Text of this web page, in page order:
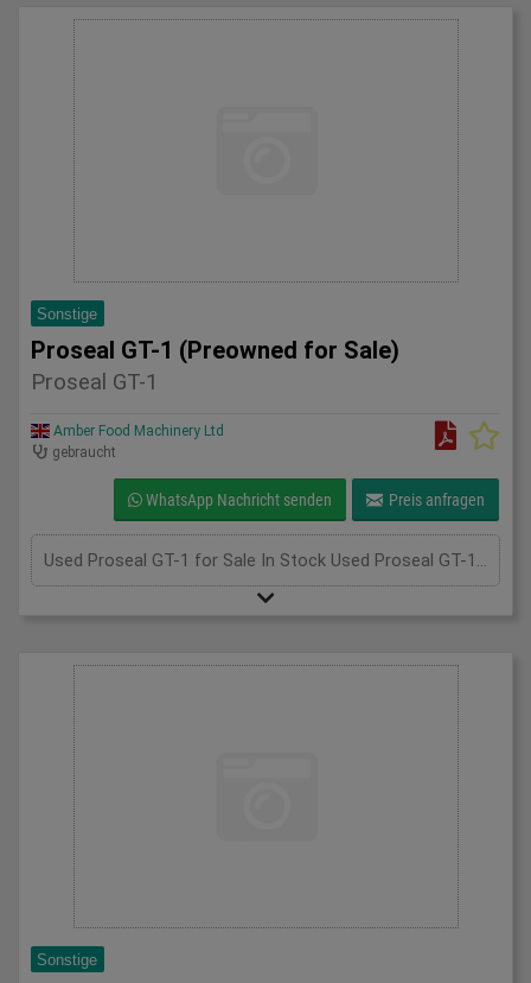
Sonstige
Proseal GT-1 (Preowned for Sale)
Proseal GT-1
Amber Food Machinery Ltd
gebraucht
WhatsApp Nachricht senden Preis anfragen
Used Proseal GT-1 for Sale In Stock Used Proseal GT-1 for sale; if you require more information, please call us at 075 3305 8851. We're always happy to assist you! Unit 2, Perry Park Industrial Estate, Walsall Rd, Birmingham B42 1BT +447533058851 info@amberfoodmachinery.com WhatsApp - CONNECT WITH US, send us your images and message on +44 7533 058851, scan the QR code to begin a WhatsApp chat with us. Click here to sell your machinery Get a Valuation "*" indicates required fields Name* Contact Number* Email* Message CAPTCHA WhatsApp - CONNECT WITH US, send us your images and message on +44 7533 058851, scan the QR code to begin a WhatsApp chat with us. Hi 👋 Contact us for support or advice ✖ Information Email Details CAPTCHA
Sonstige